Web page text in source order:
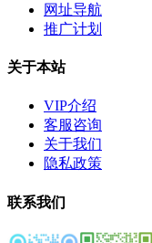
网址导航
推广计划
关于本站
VIP介绍
客服咨询
关于我们
隐私政策
联系我们